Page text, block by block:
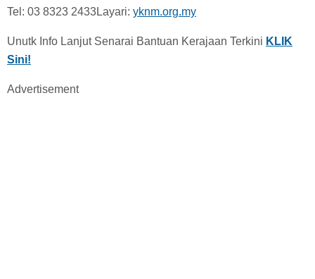
Tel: 03 8323 2433Layari: yknm.org.my
Unutk Info Lanjut Senarai Bantuan Kerajaan Terkini KLIK
Sini!
Advertisement